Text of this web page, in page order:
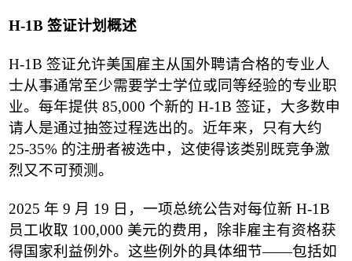
H-1B 签证计划概述
H-1B 签证允许美国雇主从国外聘请合格的专业人
士从事通常至少需要学士学位或同等经验的专业职
业。每年提供 85,000 个新的 H-1B 签证，大多数申
请人是通过抽签过程选出的。近年来，只有大约
25-35% 的注册者被选中，这使得该类别既竞争激
烈又不可预测。
2025 年 9 月 19 日，一项总统公告对每位新 H-1B
员工收取 100,000 美元的费用，除非雇主有资格获
得国家利益例外。这些例外的具体细节——包括如